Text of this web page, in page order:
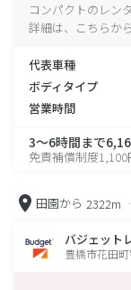
コンパクトのレン
詳細は、こちらか
代表車種
ボディタイプ
営業時間
3～6時間まで
免責補償制度1,100
田園から 2322m
バジェット
豊橋市花田